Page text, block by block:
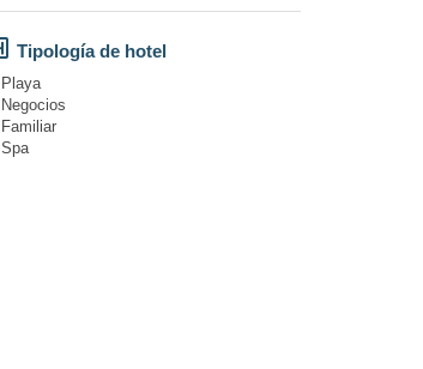
Tipología de hotel
Playa
Negocios
Familiar
Spa